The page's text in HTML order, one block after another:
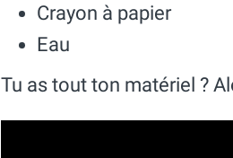
Crayon à papier
Eau
Tu as tout ton matériel ?